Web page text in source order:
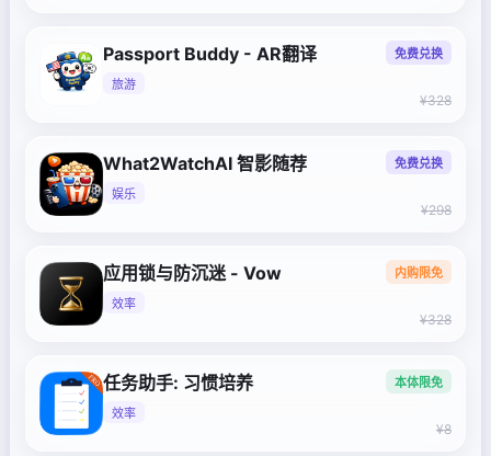
Passport Buddy - AR翻译
旅游
免费兑换
¥328
What2WatchAI 智影随荐
娱乐
免费兑换
¥298
应用锁与防沉迷 - Vow
效率
内购限免
¥328
任务助手: 习惯培养
效率
本体限免
¥8